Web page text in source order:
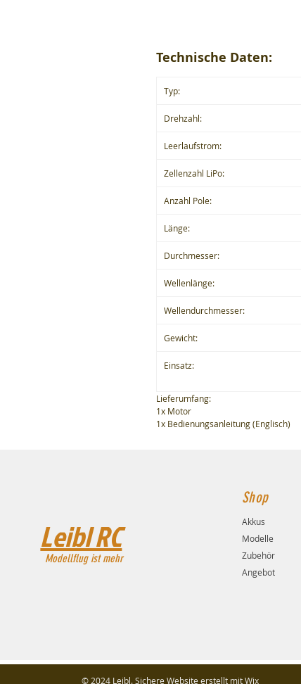
Technische Daten:
Typ:
Drehzahl:
Leerlaufstrom:
Zellenzahl LiPo:
Anzahl Pole:
Länge:
Durchmesser:
Wellenlänge:
Wellendurchmesser:
Gewicht:
Einsatz:
Lieferumfang:
1x Motor
1x Bedienungsanleitung (Englisch)
Modellflug ist mehr
Leibl RC
Shop
Akkus
Modelle
Zubehör
Angebot
© 2024 Leibl. Sichere Website erstellt mitWix